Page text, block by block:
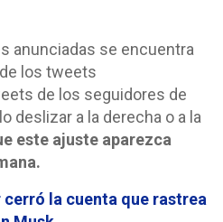
anunciadas se encuentra
los tweets
de los seguidores de
deslizar a la derecha o a la
este ajuste aparezca
la cuenta que rastrea